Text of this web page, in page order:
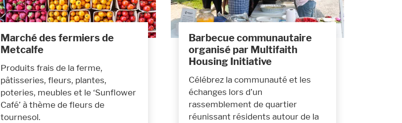
Marché des fermiers de
Metcalfe
Produits frais de la ferme,
pâtisseries, fleurs, plantes,
poteries, meubles et le ‘Sunflower
Café’ à thème de fleurs de
tournesol.
Barbecue communautaire
organisé par Multifaith
Housing Initiative
Célébrez la communauté et les
échanges lors d’un
rassemblement de quartier
réunissant résidents autour de la